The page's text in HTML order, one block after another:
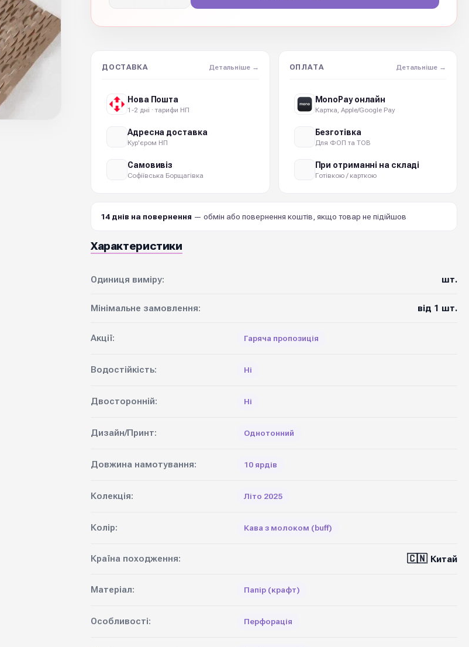
ДОСТАВКА Детальніше →
Нова Пошта
1-2 дні · тарифи НП
Адресна доставка
Кур'єром НП
Самовивіз
Софіївська Борщагівка
ОПЛАТА Детальніше →
MonoPay онлайн
Картка, Apple/Google Pay
Безготівка
Для ФОП та ТОВ
При отриманні на складі
Готівкою / карткою
14 днів на повернення — обмін або повернення коштів, якщо товар не підійшов
Характеристики
Одиниця виміру: шт.
Мінімальне замовлення: від 1 шт.
Акції: Гаряча пропозиція
Водостійкість: Ні
Двосторонній: Ні
Дизайн/Принт: Однотонний
Довжина намотування: 10 ярдів
Колекція: Літо 2025
Колір: Кава з молоком (buff)
Країна походження: 🇨🇳 Китай
Матеріал: Папір (крафт)
Особливості: Перфорація